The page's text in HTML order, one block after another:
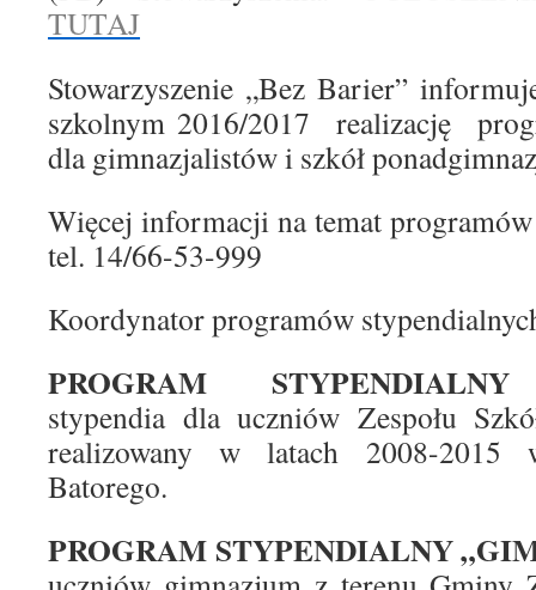
TUTAJ
Stowarzyszenie „Bez Barier”
szkolnym 2016/2017 realizację
dla gimnazjalistów i szkół
Więcej informacji na temat
tel. 14/66-53-999
Koordynator programów
PROGRAM STYPENDIALNY
stypendia dla uczniów Zespołu
realizowany w latach 2008-2015
Batorego.
PROGRAM STYPENDIALNY